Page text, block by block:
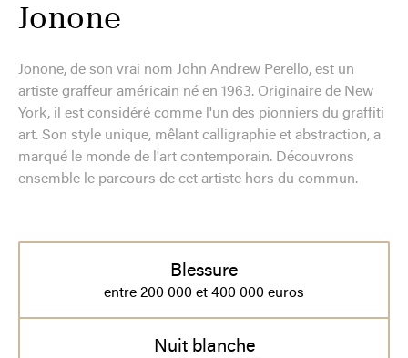
Jonone
Jonone, de son vrai nom John Andrew Perello, est un
artiste graffeur américain né en 1963. Originaire de New
York, il est considéré comme l'un des pionniers du graffiti
art. Son style unique, mêlant calligraphie et abstraction, a
marqué le monde de l'art contemporain. Découvrons
ensemble le parcours de cet artiste hors du commun.
Blessure
entre 200 000 et 400 000 euros
Nuit blanche